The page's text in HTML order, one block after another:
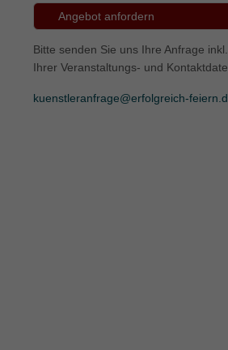
Angebot anfordern
Bitte senden Sie uns Ihre Anfrage
Ihrer Veranstaltungs- und
kuenstleranfrage@erfolgreich-
Externe Medien